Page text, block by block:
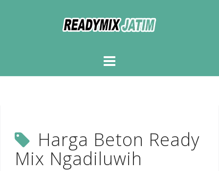
Harga Beton Ready
Mix Ngadiluwih